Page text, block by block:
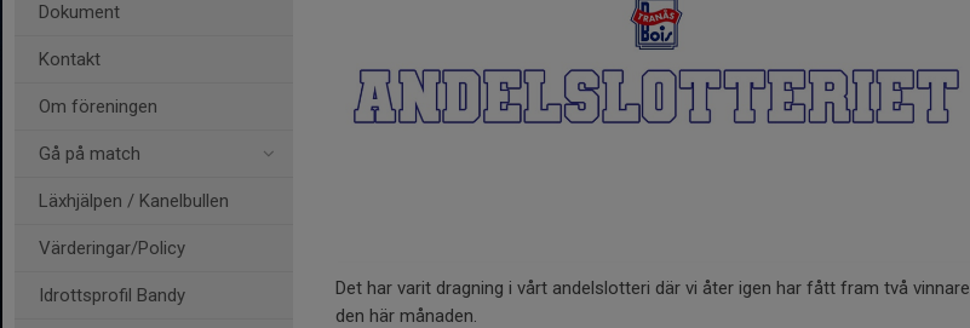
Dokument
Kontakt
Om föreningen
Gå på match
Läxhjälpen / Kanelbullen
Värderingar/Policy
Idrottsprofil Bandy
Det har varit dragning i vårt andelslotteri där vi åter igen har fått fram två vinnare
den här månaden.